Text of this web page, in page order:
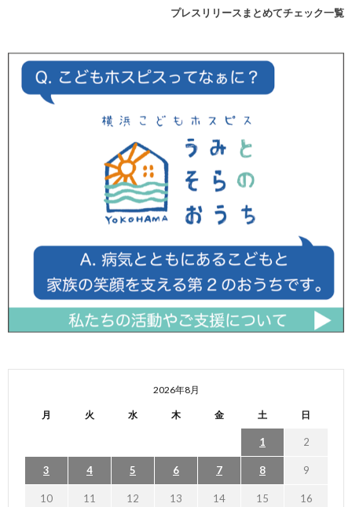
プレスリリースまとめてチェック一覧
2026年8月
月 火 水 木 金 土 日
1 2
3 4 5 6 7 8 9
10 11 12 13 14 15 16